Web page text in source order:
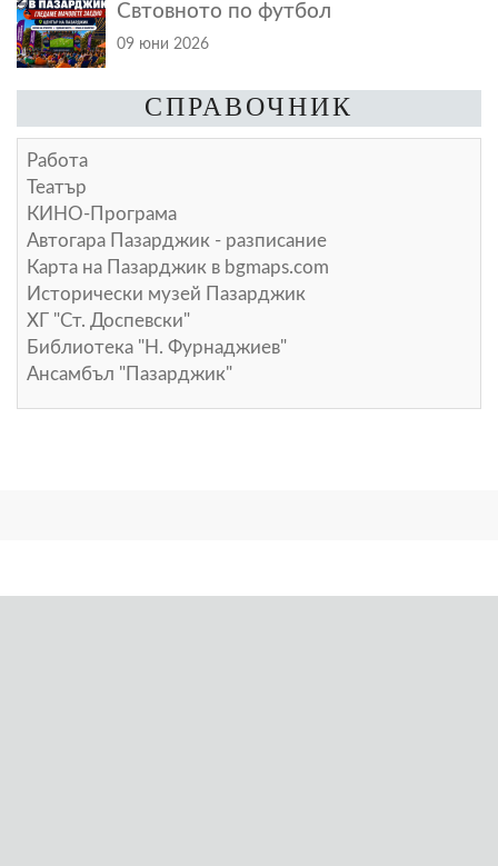
Свтовното по футбол
09 юни 2026
СПРАВОЧНИК
Работа
Театър
КИНО-Програма
Автогара Пазарджик - разписание
Карта на Пазарджик в bgmaps.com
Исторически музей Пазарджик
ХГ "Ст. Доспевски"
Библиотека "Н. Фурнаджиев"
Ансамбъл "Пазарджик"